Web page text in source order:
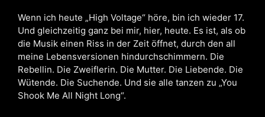
Wenn ich heute „High Voltage“ höre, bin ich wieder 17.
Und gleichzeitig ganz bei mir, hier, heute. Es ist, als ob
die Musik einen Riss in der Zeit öffnet, durch den all
meine Lebensversionen hindurchschimmern. Die
Rebellin. Die Zweiflerin. Die Mutter. Die Liebende. Die
Wütende. Die Suchende. Und sie alle tanzen zu „You
Shook Me All Night Long“.